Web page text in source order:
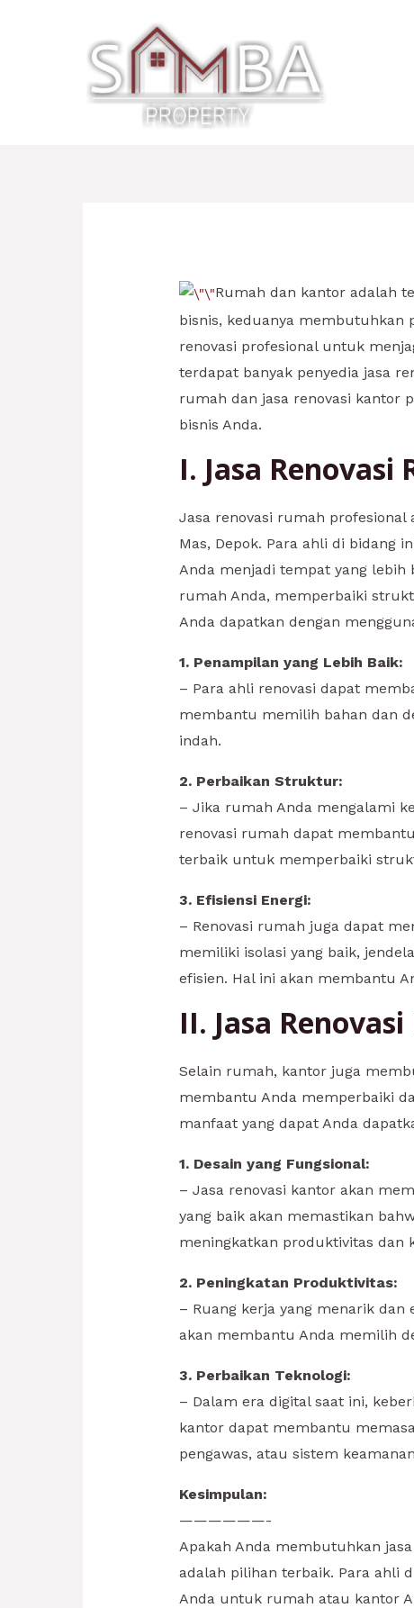
Rumah dan kantor adalah
bisnis, keduanya membutuhkan
renovasi profesional untuk
terdapat banyak penyedia jasa
rumah dan jasa renovasi kantor
bisnis Anda.
I. Jasa
Jasa renovasi rumah
Mas, Depok. Para ahli di bidang
Anda menjadi tempat yang lebih
rumah Anda, memperbaiki
Anda dapatkan dengan
1. Penampilan yang Lebih Baik:
– Para ahli renovasi dapat
membantu memilih bahan dan
indah.
2. Perbaikan Struktur:
– Jika rumah Anda mengalami
renovasi rumah dapat
terbaik untuk memperbaiki
3. Efisiensi Energi:
– Renovasi rumah juga dapat
memiliki isolasi yang baik,
efisien. Hal ini akan membantu
II. Jasa
Selain rumah, kantor juga
membantu Anda memperbaiki
manfaat yang dapat Anda
1. Desain yang Fungsional:
– Jasa renovasi kantor akan
yang baik akan memastikan
meningkatkan produktivitas dan
2. Peningkatan Produktivitas:
– Ruang kerja yang menarik
akan membantu Anda memilih
3. Perbaikan Teknologi:
– Dalam era digital saat ini,
kantor dapat membantu
pengawas, atau sistem
Kesimpulan:
——————-
Apakah Anda membutuhkan
adalah pilihan terbaik. Para ahli
Anda untuk rumah atau kantor